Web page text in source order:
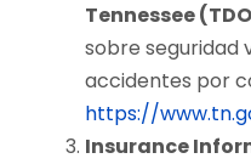
Tennessee
sobre seguridad
accidentes por
https://
Insurance